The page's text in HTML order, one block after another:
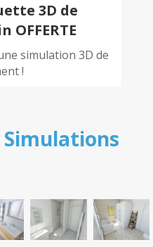
3D de
simulation 3D de
!
Simulations